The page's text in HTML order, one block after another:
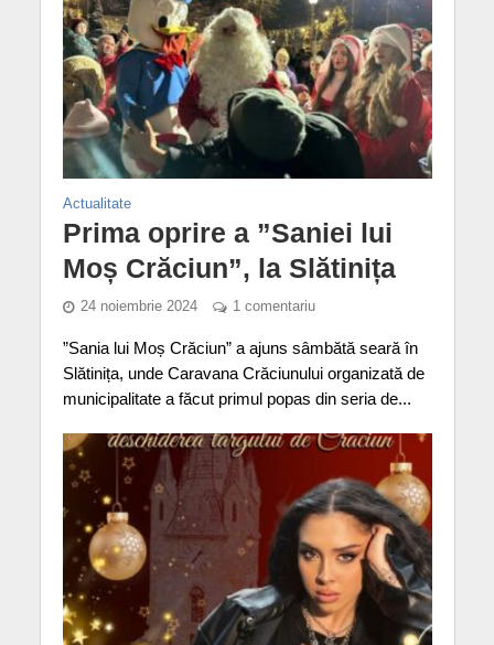
Actualitate
Prima oprire a ”Saniei lui
Moș Crăciun”, la Slătinița
24 noiembrie 2024 1 comentariu
”Sania lui Moș Crăciun” a ajuns sâmbătă seară în
Slătinița, unde Caravana Crăciunului organizată de
municipalitate a făcut primul popas din seria de...